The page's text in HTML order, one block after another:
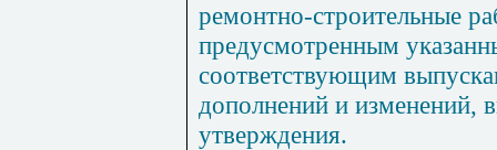
ремонтно-строительные
предусмотренным указан
соответствующим вып
дополнений и изменений,
утверждения.